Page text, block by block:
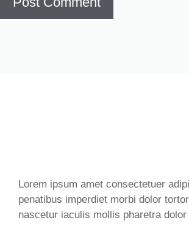
Lorem ipsum amet consectetuer
penatibus imperdiet morbi dolor
nascetur iaculis mollis pharetra dolor